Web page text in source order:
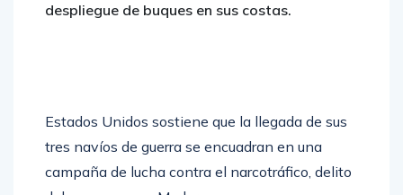
despliegue de buques en sus costas.
Estados Unidos sostiene que la llegada de sus
tres navíos de guerra se encuadran en una
campaña de lucha contra el narcotráfico, delito